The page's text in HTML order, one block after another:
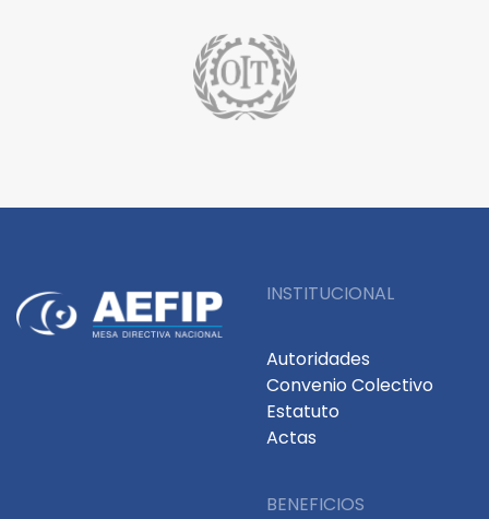
INSTITUCIONAL
Autoridades
Convenio Colectivo
Estatuto
Actas
BENEFICIOS